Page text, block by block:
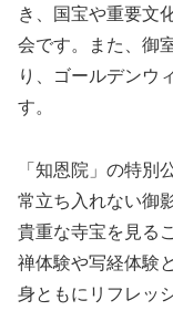
き、国宝や重要文
会です。また、御
り、ゴールデンウ
す。
「知恩院」の特別
常立ち入れない御
貴重な寺宝を見る
禅体験や写経体験
身ともにリフレッ